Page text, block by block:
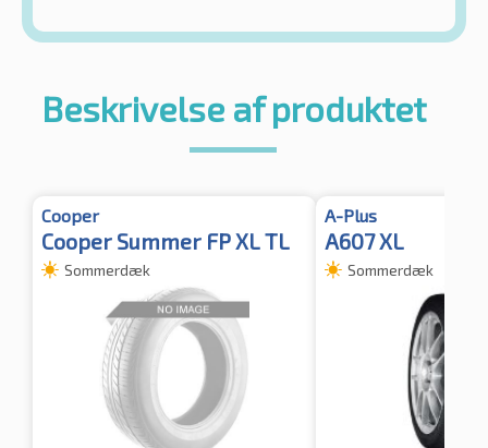
Beskrivelse af produktet
Cooper
Cooper Summer FP XL TL
Sommerdæk
A-Plus
A607 XL
Sommerdæk